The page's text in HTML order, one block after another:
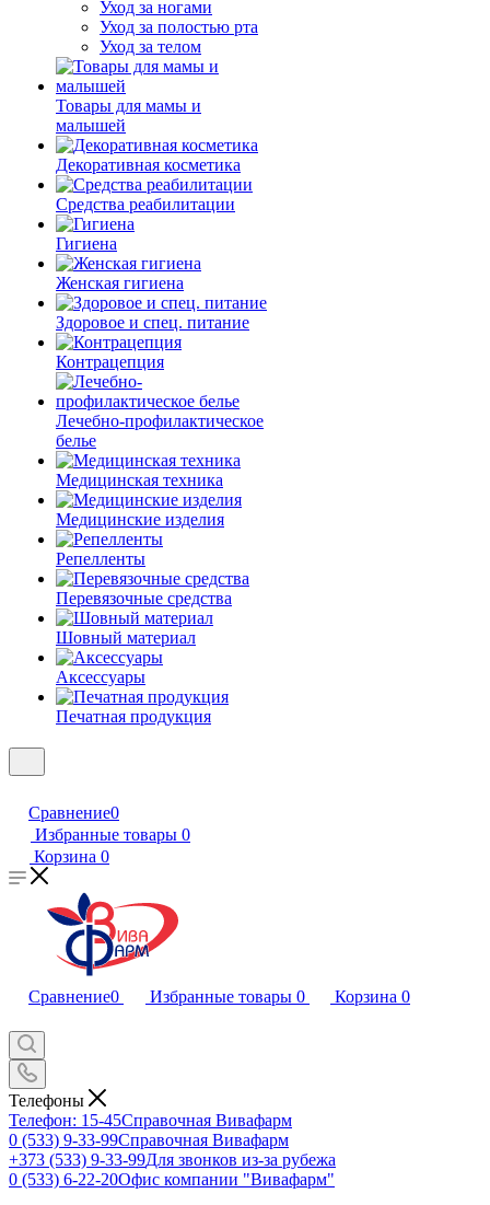
Уход за ногами
Уход за полостью рта
Уход за телом
Товары для мамы и
малышей
Декоративная косметика
Средства реабилитации
Гигиена
Женская гигиена
Здоровое и спец. питание
Контрацепция
Лечебно-профилактическое
белье
Медицинская техника
Медицинские изделия
Репелленты
Перевязочные средства
Шовный материал
Аксессуары
Печатная продукция
Сравнение0
Избранные товары 0
Корзина 0
Сравнение0 Избранные товары 0 Корзина 0
Телефоны
Телефон: 15-45Справочная Вивафарм
0 (533) 9-33-99Справочная Вивафарм
+373 (533) 9-33-99Для звонков из-за рубежа
0 (533) 6-22-20Офис компании "Вивафарм"